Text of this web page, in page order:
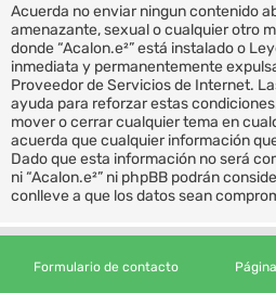
Acuerda no enviar ningun contenido
amenazante, sexual o cualquier otro
donde “Acalon.e²” está instalado o
inmediata y permanentemente
Proveedor de Servicios de Internet.
ayuda para reforzar estas
mover o cerrar cualquier tema en
acuerda que cualquier información
Dado que esta información no será
ni “Acalon.e²” ni phpBB podrán
conlleve a que los datos sean
Formulario de contacto